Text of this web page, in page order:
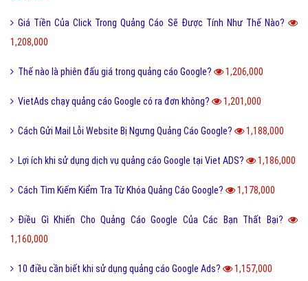
Giá Tiền Của Click Trong Quảng Cáo Sẽ Được Tính Như Thế Nào?
1,208,000
Thế nào là phiên đấu giá trong quảng cáo Google? 1,206,000
VietAds chạy quảng cáo Google có ra đơn không? 1,201,000
Cách Gửi Mail Lỗi Website Bị Ngưng Quảng Cáo Google? 1,188,000
Lợi ích khi sử dụng dịch vụ quảng cáo Google tại Viet ADS? 1,186,000
Cách Tìm Kiếm Kiểm Tra Từ Khóa Quảng Cáo Google? 1,178,000
Điều Gì Khiến Cho Quảng Cáo Google Của Các Bạn Thất Bại?
1,160,000
10 điều cần biết khi sử dụng quảng cáo Google Ads? 1,157,000